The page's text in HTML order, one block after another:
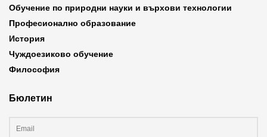
Обучение по природни науки и върхови технологии
Професионално образование
История
Чуждоезиково обучение
Философия
Бюлетин